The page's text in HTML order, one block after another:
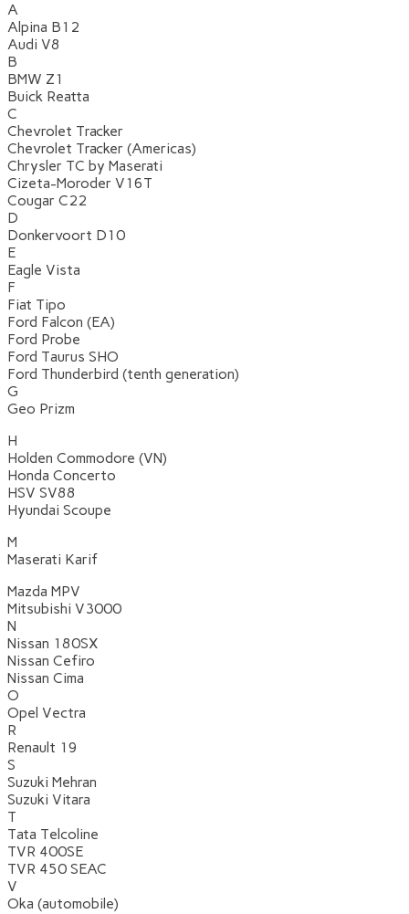
A
Alpina B12
Audi V8
B
BMW Z1
Buick Reatta
C
Chevrolet Tracker
Chevrolet Tracker (Americas)
Chrysler TC by Maserati
Cizeta-Moroder V16T
Cougar C22
D
Donkervoort D10
E
Eagle Vista
F
Fiat Tipo
Ford Falcon (EA)
Ford Probe
Ford Taurus SHO
Ford Thunderbird (tenth generation)
G
Geo Prizm
H
Holden Commodore (VN)
Honda Concerto
HSV SV88
Hyundai Scoupe
M
Maserati Karif
Mazda MPV
Mitsubishi V3000
N
Nissan 180SX
Nissan Cefiro
Nissan Cima
O
Opel Vectra
R
Renault 19
S
Suzuki Mehran
Suzuki Vitara
T
Tata Telcoline
TVR 400SE
TVR 450 SEAC
V
Oka (automobile)